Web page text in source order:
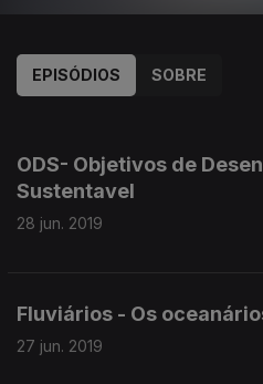
EPISÓDIOS SOBRE
ODS- Objetivos de
Sustentavel
28 jun. 2019
Fluviários - Os
27 jun. 2019